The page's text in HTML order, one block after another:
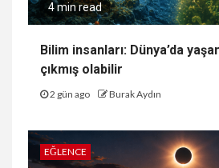
4 min read
Bilim insanları: Dünya’da
çıkmış olabilir
2 gün ago Burak Aydın
EĞLENCE